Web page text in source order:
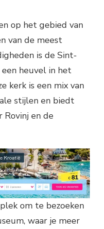
op het gebied van
van de meest
is de Sint-
heuvel in het
kerk is een mix van
stijlen en biedt
Rovinj en de
om te bezoeken
waar je meer